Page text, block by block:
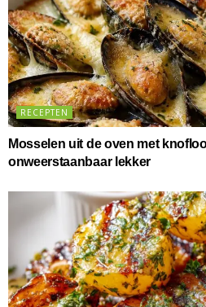
RECEPTEN
Mosselen uit de oven met
onweerstaanbaar lekker